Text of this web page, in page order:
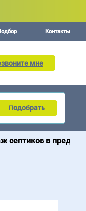
Контакты
мне
Подобрать
200 км от